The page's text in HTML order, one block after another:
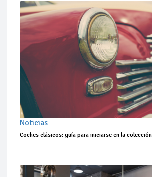
Noticias
Coches clásicos: guía para iniciarse en la colección